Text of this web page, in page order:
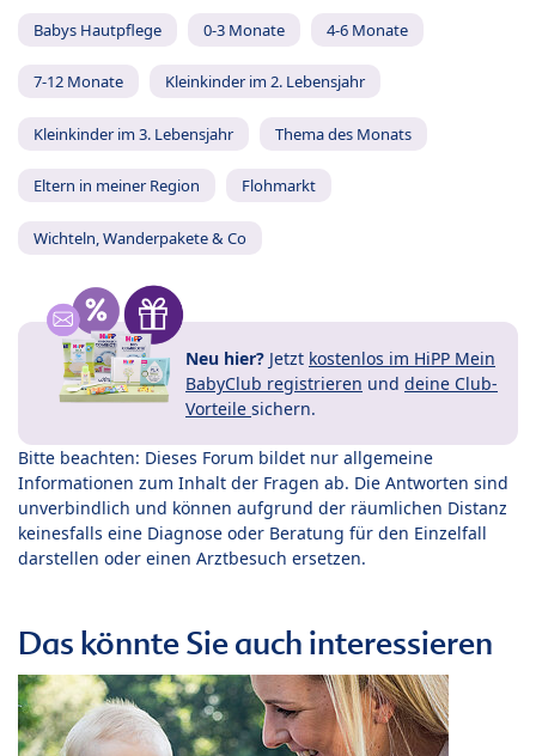
Babys Hautpflege 0-3 Monate 4-6 Monate
7-12 Monate Kleinkinder im 2. Lebensjahr
Kleinkinder im 3. Lebensjahr Thema des Monats
Eltern in meiner Region Flohmarkt
Wichteln, Wanderpakete & Co
Neu hier? Jetzt kostenlos im HiPP Mein
BabyClub registrieren und deine Club-
Vorteile sichern.
Bitte beachten: Dieses Forum bildet nur allgemeine
Informationen zum Inhalt der Fragen ab. Die Antworten sind
unverbindlich und können aufgrund der räumlichen Distanz
keinesfalls eine Diagnose oder Beratung für den Einzelfall
darstellen oder einen Arztbesuch ersetzen.
Das könnte Sie auch interessieren